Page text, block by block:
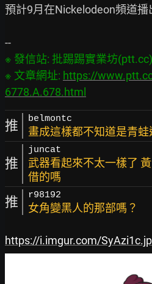
預計9月在Nickelodeon頻道播
※ 發信站: 批踢踢實業坊
※ 文章網址: https://
6778.A.678.html
推 belmontc
畫成這樣都不知道是青
推
juncat
武器看起來不太一樣了
借的嗎
推 r98192
女角變黑人的那部嗎？
https://i.imgur.com/